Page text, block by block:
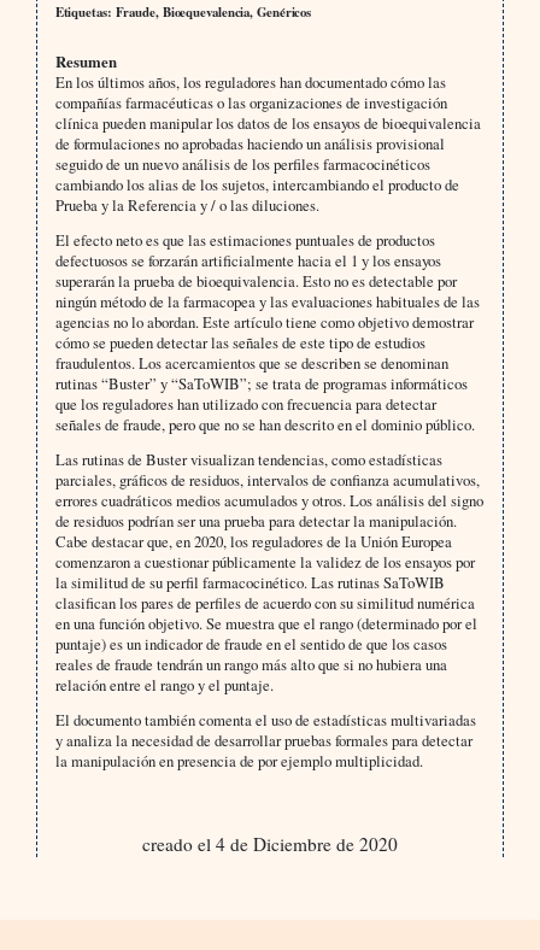
Etiquetas: Fraude, Bioequevalencia, Genéricos
Resumen
En los últimos años, los reguladores han documentado cómo las
compañías farmacéuticas o las organizaciones de investigación
clínica pueden manipular los datos de los ensayos de bioequivalencia
de formulaciones no aprobadas haciendo un análisis provisional
seguido de un nuevo análisis de los perfiles farmacocinéticos
cambiando los alias de los sujetos, intercambiando el producto de
Prueba y la Referencia y / o las diluciones.
El efecto neto es que las estimaciones puntuales de productos
defectuosos se forzarán artificialmente hacia el 1 y los ensayos
superarán la prueba de bioequivalencia. Esto no es detectable por
ningún método de la farmacopea y las evaluaciones habituales de las
agencias no lo abordan. Este artículo tiene como objetivo demostrar
cómo se pueden detectar las señales de este tipo de estudios
fraudulentos. Los acercamientos que se describen se denominan
rutinas “Buster” y “SaToWIB”; se trata de programas informáticos
que los reguladores han utilizado con frecuencia para detectar
señales de fraude, pero que no se han descrito en el dominio público.
Las rutinas de Buster visualizan tendencias, como estadísticas
parciales, gráficos de residuos, intervalos de confianza acumulativos,
errores cuadráticos medios acumulados y otros. Los análisis del signo
de residuos podrían ser una prueba para detectar la manipulación.
Cabe destacar que, en 2020, los reguladores de la Unión Europea
comenzaron a cuestionar públicamente la validez de los ensayos por
la similitud de su perfil farmacocinético. Las rutinas SaToWIB
clasifican los pares de perfiles de acuerdo con su similitud numérica
en una función objetivo. Se muestra que el rango (determinado por el
puntaje) es un indicador de fraude en el sentido de que los casos
reales de fraude tendrán un rango más alto que si no hubiera una
relación entre el rango y el puntaje.
El documento también comenta el uso de estadísticas multivariadas
y analiza la necesidad de desarrollar pruebas formales para detectar
la manipulación en presencia de por ejemplo multiplicidad.
creado el 4 de Diciembre de 2020